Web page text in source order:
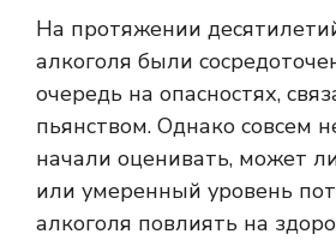
На протяжении
алкоголя были
очередь на опасностях,
пьянством. Однако совсем
начали оценивать, может
или умеренный уровень
алкоголя повлиять на